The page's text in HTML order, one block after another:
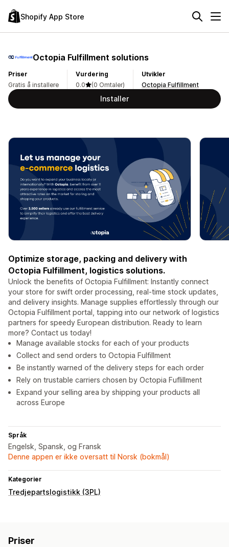
Shopify App Store
Octopia Fulfillment solutions
Priser
Gratis å installere
Vurdering
0.0
(0 Omtaler)
Utvikler
Octopia Fulfillment
Installer
Optimize storage, packing and delivery with
Octopia Fulfillment, logistics solutions.
Unlock the benefits of Octopia Fulfillment: Instantly connect
your store for swift order processing, real-time stock updates,
and delivery insights. Manage supplies effortlessly through our
Octopia Fulfillment portal, tapping into our network of logistics
partners for speedy European distribution. Ready to learn
more? Contact us today!
Manage available stocks for each of your products
Collect and send orders to Octopia Fulfillment
Be instantly warned of the delivery steps for each order
Rely on trustable carriers chosen by Octopia Fuflillment
Expand your selling area by shipping your products all
across Europe
Språk
Engelsk, Spansk, og Fransk
Denne appen er ikke oversatt til Norsk (bokmål)
Kategorier
Tredjepartslogistikk (3PL)
Priser